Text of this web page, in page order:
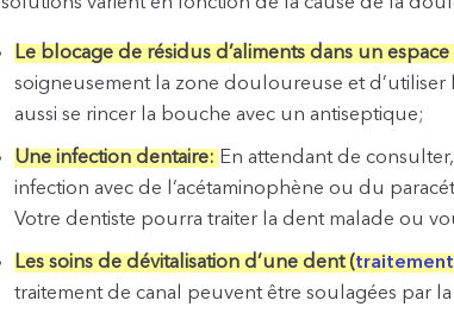
solutions varient en fonction de la cause de la
Le blocage de résidus d’aliments dans un
soigneusement la zone douloureuse et
aussi se rincer la bouche avec un antiseptique;
Une infection dentaire: En attendant de
infection avec de l’acétaminophène ou du
Votre dentiste pourra traiter la dent malade ou
Les soins de dévitalisation d’une dent (traitement
traitement de canal peuvent être soulagées par